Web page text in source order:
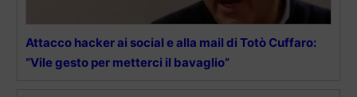
Attacco hacker ai social e alla mail di Totò Cuffaro:
“Vile gesto per metterci il bavaglio”